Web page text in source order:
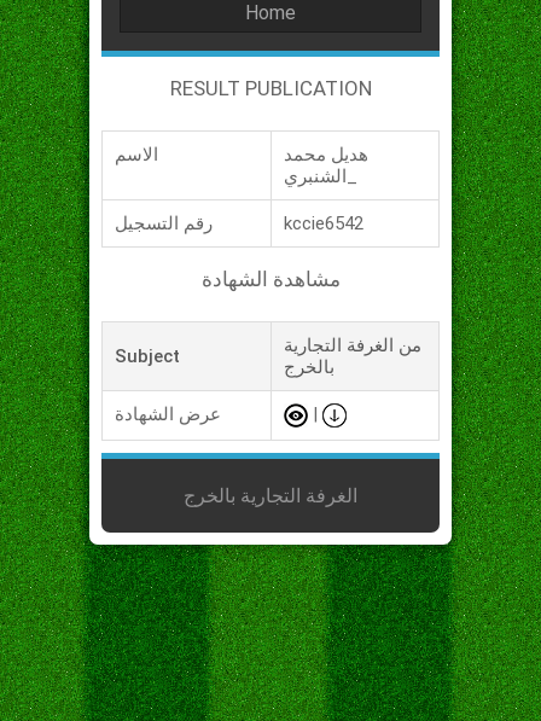
Home
RESULT PUBLICATION
الاسم
هديل محمد
رقم التسجيل kccie6542
مشاهدة الشهادة
Subject
من الغرفة التجارية
بالخرج
عرض الشهادة
الغرفة التجارية بالخرج